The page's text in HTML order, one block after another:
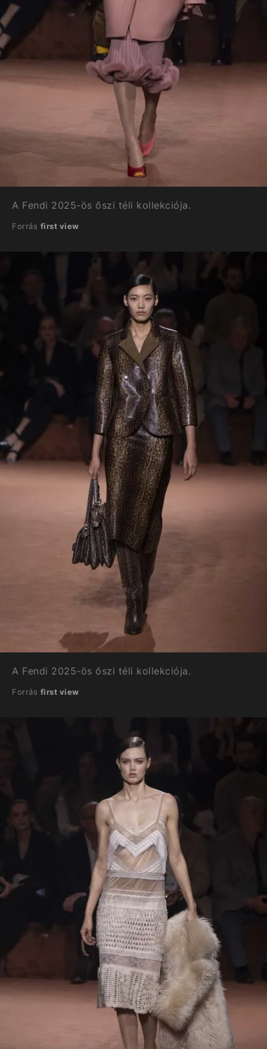
A Fendi 2025-ös őszi téli kollekciója.
Forrás first view
A Fendi 2025-ös őszi téli kollekciója.
Forrás first view